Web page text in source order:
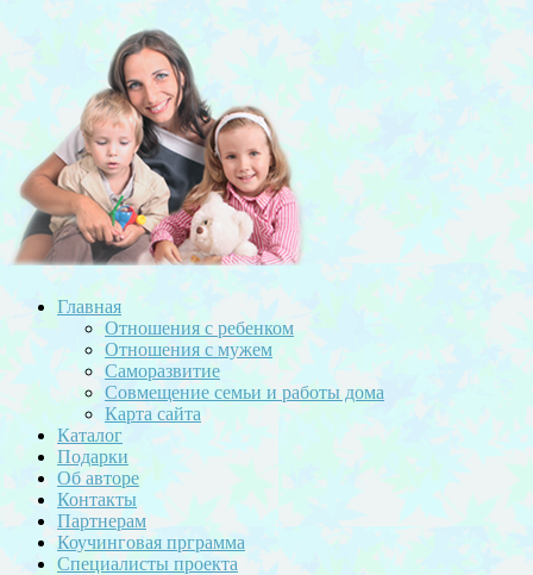
Главная
Отношения с ребенком
Отношения с мужем
Саморазвитие
Совмещение семьи и работы дома
Карта сайта
Каталог
Подарки
Об авторе
Контакты
Партнерам
Коучинговая прграмма
Специалисты проекта